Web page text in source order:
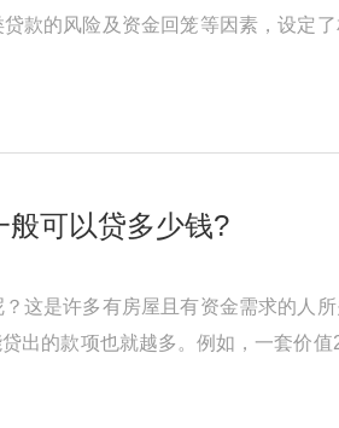
款的风险及资金回笼等因素，设定
般可以贷多少钱?
这是许多有房屋且有资金需求的人
出的款项也就越多。例如，一套价